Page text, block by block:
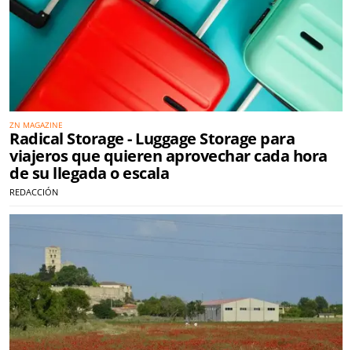
ZN MAGAZINE
Radical Storage - Luggage Storage para
viajeros que quieren aprovechar cada hora
de su llegada o escala
REDACCIÓN